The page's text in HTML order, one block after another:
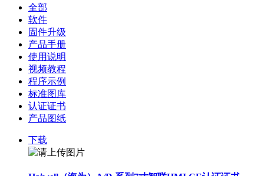
全部
软件
固件升级
产品手册
使用说明
视频教程
程序示例
标准图库
认证证书
产品图纸
下载